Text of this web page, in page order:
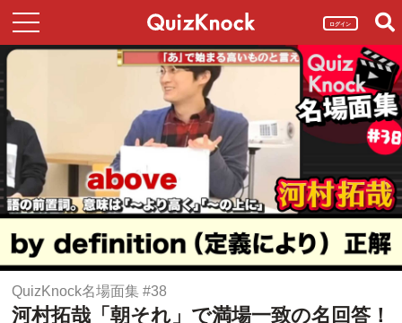
ログイン
QuizKnock名場面集 #38
河村拓哉「朝それ」で満場一致の名回答！